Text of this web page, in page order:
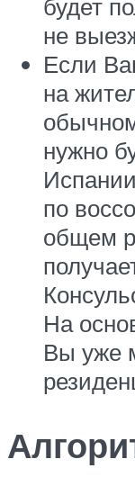
будет
не
Если
на
нужно
по
общем
На
Вы уже